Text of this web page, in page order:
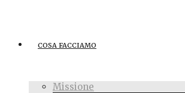
COSA FACCIAMO
Missione